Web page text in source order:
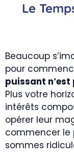
Le
Beaucoup
pour
puissant n’est
Plus votre
intérêts
opérer leur
commencer le
sommes